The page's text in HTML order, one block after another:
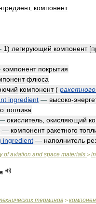
, компонент
1) легирующий компонент[
компонент покрытия
флюса
компонент ( ракетного
ingredient — высоко-
топлива
окислитель окисляющий
— компонент ракетного
ingredient — наполнитель
of aviation and space materials >
терминов >